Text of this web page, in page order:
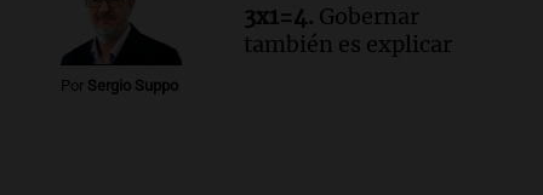
Por Sergio Suppo
3x1=4. Gobernar
también es explicar